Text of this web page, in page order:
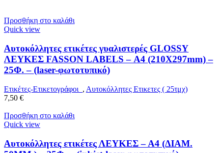
Προσθήκη στο καλάθι
Quick view
Αυτοκόλλητες ετικέτες γυαλιστερές GLOSSY
ΛΕΥΚΕΣ FASSON LABELS – Α4 (210X297mm) –
25Φ. – (laser-φωτοτυπικό)
Ετικέτες-Ετικετογράφοι , Αυτοκόλλητες Ετικετες ( 25τμχ)
7,50 €
Προσθήκη στο καλάθι
Quick view
Αυτοκόλλητες ετικέτες ΛΕΥΚΕΣ – Α4 (ΔΙΑΜ.